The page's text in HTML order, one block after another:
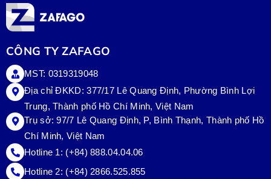
CÔNG TY ZAFAGO
MST: 0319319048
Địa chỉ ĐKKD: 377/17 Lê Quang Định, Phường Bình Lợi
Trung, Thành phố Hồ Chí Minh, Việt Nam
Trụ sở:97/7 Lê Quang Định, P, Bình Thạnh, Thành phố Hồ
Chí Minh, Việt Nam
Hotline 1: (+84) 888.04.04.06
Hotline 2: (+84) 2866.525.855